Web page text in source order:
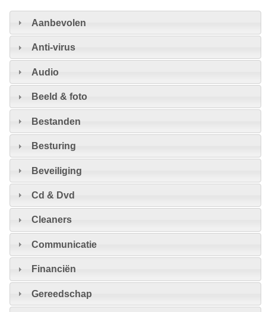
Aanbevolen
Anti-virus
Audio
Beeld & foto
Bestanden
Besturing
Beveiliging
Cd & Dvd
Cleaners
Communicatie
Financiën
Gereedschap